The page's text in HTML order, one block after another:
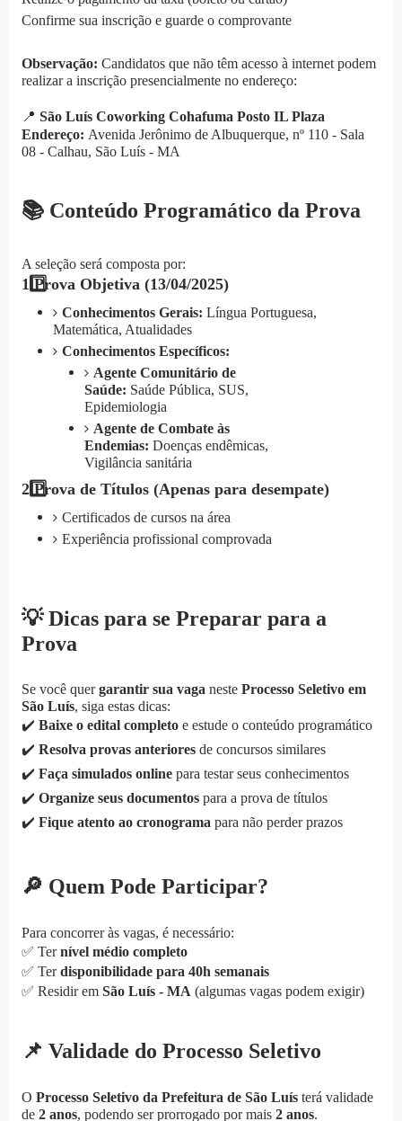
Confirme sua inscrição e guarde o comprovante
Observação: Candidatos que não têm acesso à internet podem
realizar a inscrição presencialmente no endereço:
📍 São Luís Coworking Cohafuma Posto IL Plaza
Endereço: Avenida Jerônimo de Albuquerque, nº 110 - Sala
08 - Calhau, São Luís - MA
📚Conteúdo Programático da Prova
A seleção será composta por:
1️ Prova Objetiva (13/04/2025)
Conhecimentos Gerais: Língua Portuguesa,
Matemática, Atualidades
Conhecimentos Específicos:
Agente Comunitário de
Saúde: Saúde Pública, SUS,
Epidemiologia
Agente de Combate às
Endemias: Doenças endêmicas,
Vigilância sanitária
2️Prova de Títulos (Apenas para desempate)
Certificados de cursos na área
Experiência profissional comprovada
💡Dicas para se Preparar para a
Prova
Se você quergarantir sua vaga neste Processo Seletivo em
São Luís, siga estas dicas:
✔️ Baixe o edital completoe estude o conteúdo programático
✔️ Resolva provas anterioresde concursos similares
✔️ Faça simulados onlinepara testar seus conhecimentos
✔️ Organize seus documentospara a prova de títulos
✔️ Fique atento ao cronograma para não perder prazos
🔎 Quem Pode Participar?
Para concorrer às vagas, é necessário:
✅ Ternível médio completo
✅ Terdisponibilidade para 40h semanais
✅ Residir em São Luís - MA (algumas vagas podem exigir)
📌 Validade do Processo Seletivo
O Processo Seletivo da Prefeitura de São Luísterá validade
de 2 anos, podendo ser prorrogado por mais 2 anos.